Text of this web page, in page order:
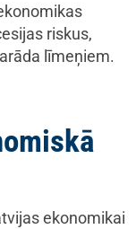
riskus,
līmeņiem.
ekonomikai